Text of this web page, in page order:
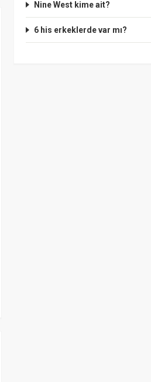
Nine West kime ait?
6 his erkeklerde var mı?